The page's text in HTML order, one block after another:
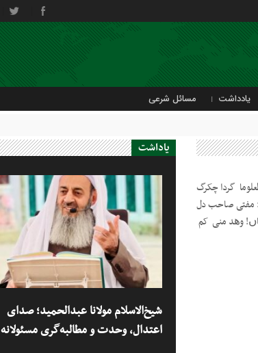
یادداشت مسائل شرعی
گردا چکرگ
مفتی صاحب دل
وھد منی کم
یاداشت
شیخ‌الاسلام مولانا عبدالحمید؛ صدای
اعتدال، وحدت و مطالبه‌گری مسئولانه